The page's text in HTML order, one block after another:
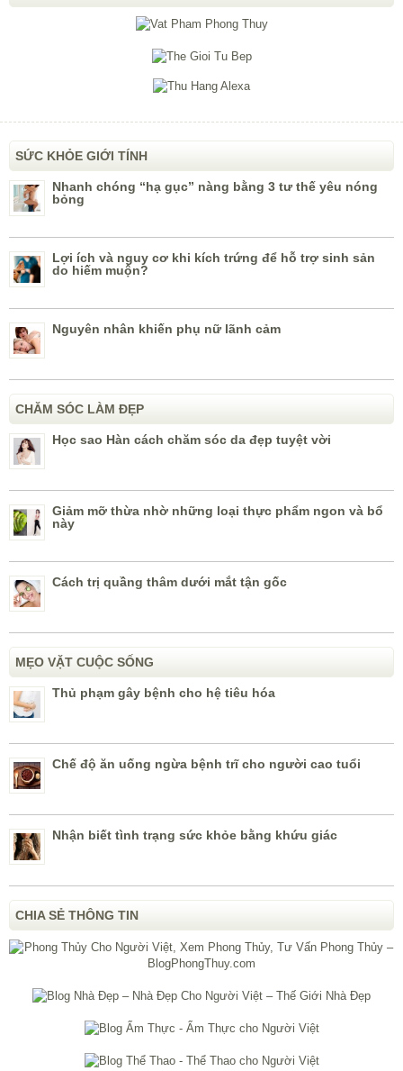
SỨC KHỎE GIỚI TÍNH
Nhanh chóng “hạ gục” nàng bằng 3 tư thế yêu nóng
bỏng
Lợi ích và nguy cơ khi kích trứng để hỗ trợ sinh sản
do hiếm muộn?
Nguyên nhân khiến phụ nữ lãnh cảm
CHĂM SÓC LÀM ĐẸP
Học sao Hàn cách chăm sóc da đẹp tuyệt vời
Giảm mỡ thừa nhờ những loại thực phẩm ngon và bổ
này
Cách trị quầng thâm dưới mắt tận gốc
MẸO VẶT CUỘC SỐNG
Thủ phạm gây bệnh cho hệ tiêu hóa
Chế độ ăn uống ngừa bệnh trĩ cho người cao tuổi
Nhận biết tình trạng sức khỏe bằng khứu giác
CHIA SẺ THÔNG TIN